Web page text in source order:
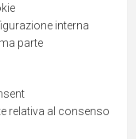
interna
parte
relativa al consenso